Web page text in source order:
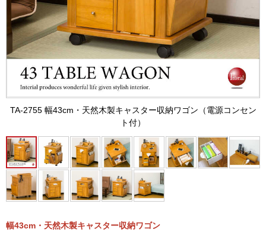
TA-2755 幅43cm・天然木製キャスター収納ワゴン（電源コンセン
ト付）
幅43cm・天然木製キャスター収納ワゴン